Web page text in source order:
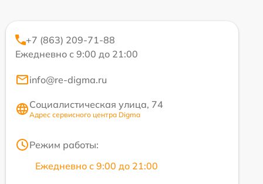
+7 (863) 209-71-88
Ежедневно с 9:00 до 21:00
info@re-digma.ru
Социалистическая улица, 74
Адрес сервисного центра Digma
Режим работы:
Ежедневно с 9:00 до 21:00